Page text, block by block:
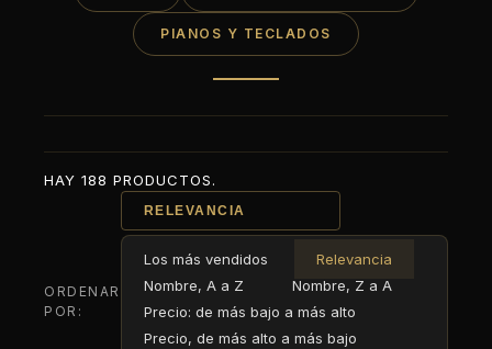
PIANOS Y TECLADOS
HAY 188 PRODUCTOS.
ORDENAR
POR:
RELEVANCIA
Los más vendidos
Relevancia
Nombre, A a Z
Nombre, Z a A
Precio: de más bajo a más alto
Precio, de más alto a más bajo